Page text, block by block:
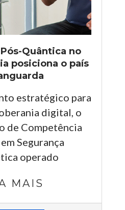
Quântica no
posiciona o país
estratégico para
digital, o
de Competência
Segurança
operado
MAIS